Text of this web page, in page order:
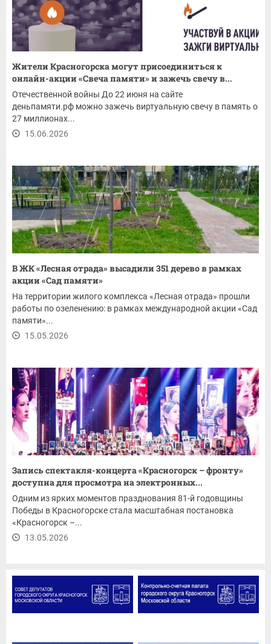
Жители Красногорска могут присоединиться к
онлайн-акции «Свеча памяти» и зажечь свечу в...
Отечественной войны До 22 июня на сайте
деньпамяти.рф можно зажечь виртуальную свечу в память о
27 миллионах...
15.06.2026
В ЖК «Лесная отрада» высадили 351 дерево в рамках
акции «Сад памяти»
На территории жилого комплекса «Лесная отрада» прошли
работы по озеленению: в рамках международной акции «Сад
памяти»...
15.05.2026
Запись спектакля-концерта «Красногорск – фронту»
доступна для просмотра на электронных...
Одним из ярких моментов празднования 81-й годовщины
Победы в Красногорске стала масштабная постановка
«Красногорск –...
13.05.2026